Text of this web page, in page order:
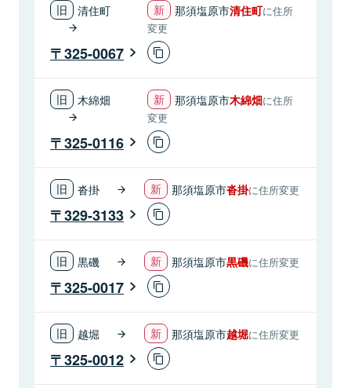
清住町 那須塩原市清住町に住所
変更
325-0067
木綿畑 那須塩原市木綿畑に住所
変更
325-0116
沓掛 那須塩原市沓掛に住所変更
329-3133
黒磯 那須塩原市黒磯に住所変更
325-0017
越堀 那須塩原市越堀に住所変更
325-0012